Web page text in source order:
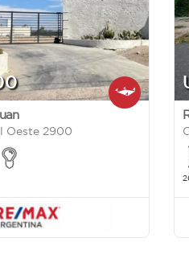
Oeste 2900